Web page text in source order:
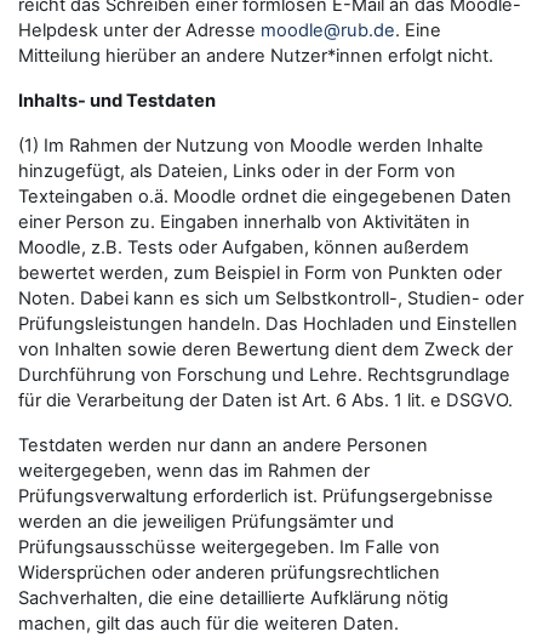
reicht das Schreiben einer formlosen E-Mail an das Moodle-
Helpdesk unter der Adresse moodle@rub.de. Eine
Mitteilung hierüber an andere Nutzer*innen erfolgt nicht.
Inhalts- und Testdaten
(1) Im Rahmen der Nutzung von Moodle werden Inhalte
hinzugefügt, als Dateien, Links oder in der Form von
Texteingaben o.ä. Moodle ordnet die eingegebenen Daten
einer Person zu. Eingaben innerhalb von Aktivitäten in
Moodle, z.B. Tests oder Aufgaben, können außerdem
bewertet werden, zum Beispiel in Form von Punkten oder
Noten. Dabei kann es sich um Selbstkontroll-, Studien- oder
Prüfungsleistungen handeln. Das Hochladen und Einstellen
von Inhalten sowie deren Bewertung dient dem Zweck der
Durchführung von Forschung und Lehre. Rechtsgrundlage
für die Verarbeitung der Daten ist Art. 6 Abs. 1 lit. e DSGVO.
Testdaten werden nur dann an andere Personen
weitergegeben, wenn das im Rahmen der
Prüfungsverwaltung erforderlich ist. Prüfungsergebnisse
werden an die jeweiligen Prüfungsämter und
Prüfungsausschüsse weitergegeben. Im Falle von
Widersprüchen oder anderen prüfungsrechtlichen
Sachverhalten, die eine detaillierte Aufklärung nötig
machen, gilt das auch für die weiteren Daten.